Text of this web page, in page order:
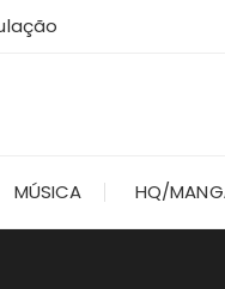
MÚSICA HQ/